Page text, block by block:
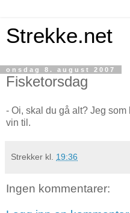
Strekke.net
onsdag 8. august 2007
Fisketorsdag
- Oi, skal du gå alt? Jeg
vin til.
Strekker kl. 19:36
Ingen kommentarer: